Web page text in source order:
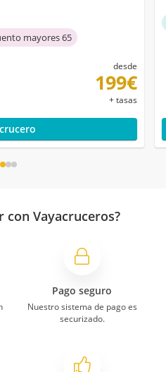
mayores 65
desde
199€
+ tasas
con Vayacruceros?
Pago seguro
Nuestro sistema de pago es
securizado.